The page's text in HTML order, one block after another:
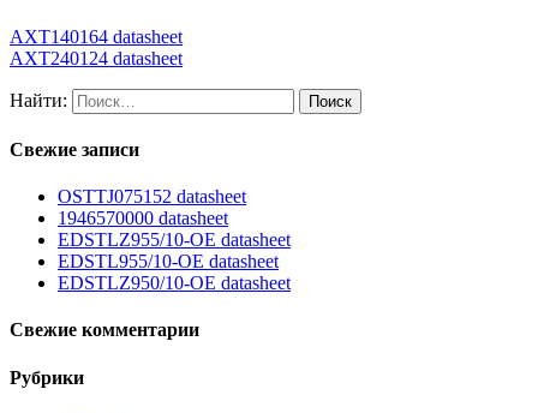
AXT140164 datasheet
AXT240124 datasheet
Найти:
Свежие записи
OSTTJ075152 datasheet
1946570000 datasheet
EDSTLZ955/10-OE datasheet
EDSTL955/10-OE datasheet
EDSTLZ950/10-OE datasheet
Свежие комментарии
Рубрики